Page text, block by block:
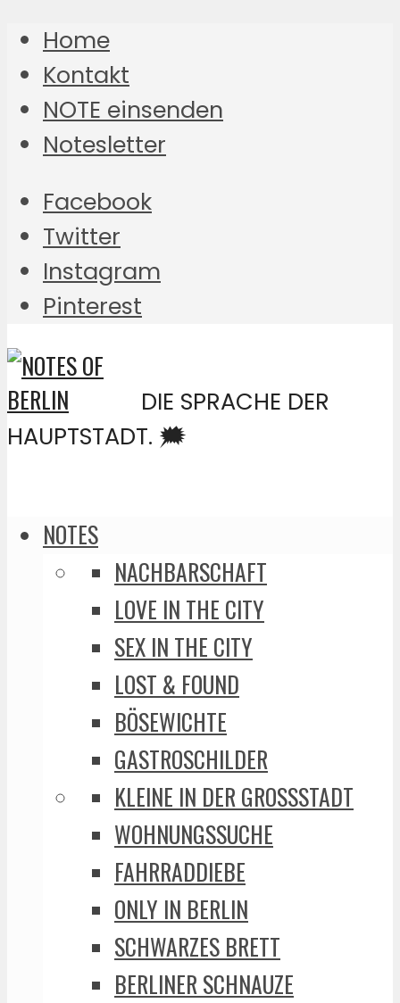
Home
Kontakt
NOTE einsenden
Notesletter
Facebook
Twitter
Instagram
Pinterest
DIE SPRACHE DER
HAUPTSTADT. 🗯️
NOTES
NACHBARSCHAFT
LOVE IN THE CITY
SEX IN THE CITY
LOST & FOUND
BÖSEWICHTE
GASTROSCHILDER
KLEINE IN DER GROSSSTADT
WOHNUNGSSUCHE
FAHRRADDIEBE
ONLY IN BERLIN
SCHWARZES BRETT
BERLINER SCHNAUZE